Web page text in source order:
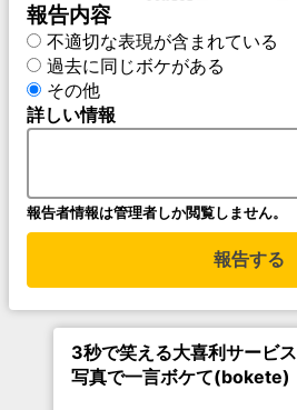
報告内容
不適切な表現が含まれている
過去に同じボケがある
その他
詳しい情報
報告者情報は管理者しか閲覧しません。
報告する
3秒で笑える大喜利サービス
写真で一言ボケて(bokete)